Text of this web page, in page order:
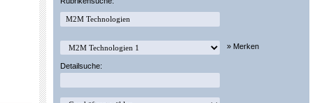
» Merken
Detailsuche: